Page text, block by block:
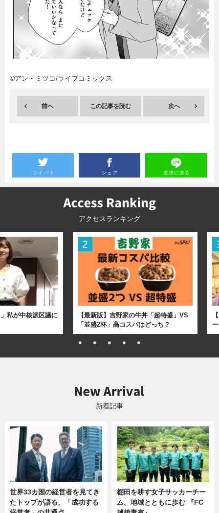
©アン・ミツコ/ライブコミックス
前へ この記事を読む 次へ
アクセスランキング
私が中核派区議に
【最新版】吉野家の牛丼「超特盛」VS
「並盛2杯」高コスパはどっち？
新着記事
世界33カ国の経営者を見てき
たトップが語る、「成功する
棚田を耕す女子サッカーチー
ム。地域とともに歩む 『FC